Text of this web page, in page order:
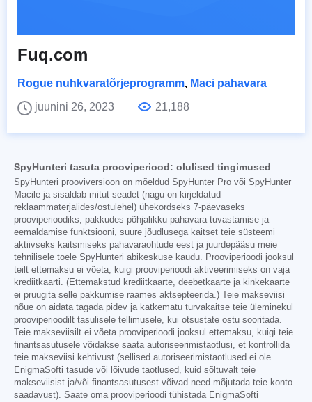
Fuq.com
Rogue nuhkvaratõrjeprogramm, Maci pahavara
juunini 26, 2023
21,188
SpyHunteri tasuta prooviperiood: olulised tingimused
SpyHunteri prooviversioon on mõeldud SpyHunter Pro või SpyHunter
Macile ja sisaldab mitut seadet (nagu on kirjeldatud
reklaammaterjalides/ostulehel) ühekordseks 7-päevaseks
prooviperioodiks, pakkudes põhjalikku pahavara tuvastamise ja
eemaldamise funktsiooni, suure jõudlusega kaitset teie süsteemi
aktiivseks kaitsmiseks pahavaraohtude eest ja juurdepääsu meie
tehnilisele toele SpyHunteri abikeskuse kaudu. Prooviperioodi jooksul
teilt ettemaksu ei võeta, kuigi prooviperioodi aktiveerimiseks on vaja
krediitkaarti. (Ettemakstud krediitkaarte, deebetkaarte ja kinkekaarte
ei pruugita selle pakkumise raames aktsepteerida.) Teie makseviisi
nõue on aidata tagada pidev ja katkematu turvakaitse teie üleminekul
prooviperioodilt tasulisele tellimusele, kui otsustate ostu sooritada.
Teie makseviisilt ei võeta prooviperioodi jooksul ettemaksu, kuigi teie
finantsasutusele võidakse saata autoriseerimistaotlusi, et kontrollida
teie makseviisi kehtivust (sellised autoriseerimistaotlused ei ole
EnigmaSofti tasude või lõivude taotlused, kuid sõltuvalt teie
makseviisist ja/või finantsasutusest võivad need mõjutada teie konto
saadavust). Saate oma prooviperioodi tühistada EnigmaSofti